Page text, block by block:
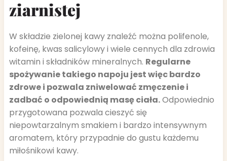
ziarnistej
W składzie zielonej kawy znaleźć można polifenole,
kofeinę, kwas salicylowy i wiele cennych dla zdrowia
witamin i składników mineralnych. Regularne
spożywanie takiego napoju jest więc bardzo
zdrowe i pozwala zniwelować zmęczenie i
zadbać o odpowiednią masę ciała.Odpowiednio
przygotowana pozwala cieszyć się
niepowtarzalnym smakiem i bardzo intensywnym
aromatem, który przypadnie do gustu każdemu
miłośnikowi kawy.